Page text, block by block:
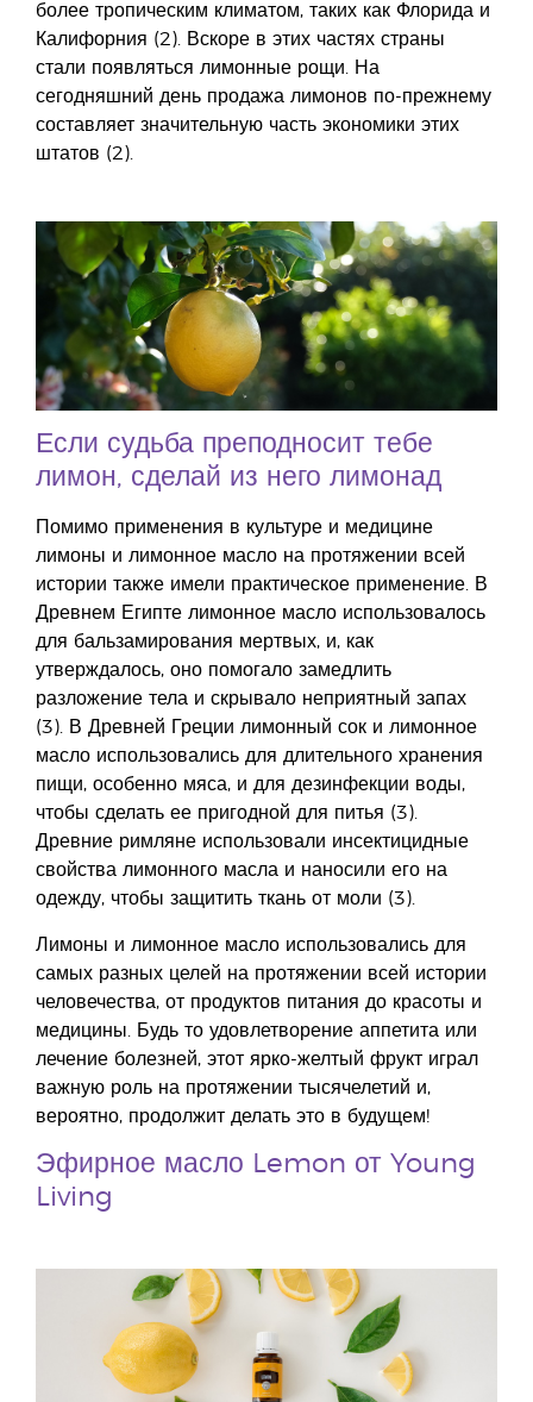
более тропическим климатом, таких как Флорида и
Калифорния (2). Вскоре в этих частях страны
стали появляться лимонные рощи. На
сегодняшний день продажа лимонов по-прежнему
составляет значительную часть экономики этих
штатов (2).
Если судьба преподносит тебе
лимон, сделай из него лимонад
Помимо применения в культуре и медицине
лимоны и лимонное масло на протяжении всей
истории также имели практическое применение. В
Древнем Египте лимонное масло использовалось
для бальзамирования мертвых, и, как
утверждалось, оно помогало замедлить
разложение тела и скрывало неприятный запах
(3). В Древней Греции лимонный сок и лимонное
масло использовались для длительного хранения
пищи, особенно мяса, и для дезинфекции воды,
чтобы сделать ее пригодной для питья (3).
Древние римляне использовали инсектицидные
свойства лимонного масла и наносили его на
одежду, чтобы защитить ткань от моли (3).
Лимоны и лимонное масло использовались для
самых разных целей на протяжении всей истории
человечества, от продуктов питания до красоты и
медицины. Будь то удовлетворение аппетита или
лечение болезней, этот ярко-желтый фрукт играл
важную роль на протяжении тысячелетий и,
вероятно, продолжит делать это в будущем!
Эфирное масло Lemon от Young
Living